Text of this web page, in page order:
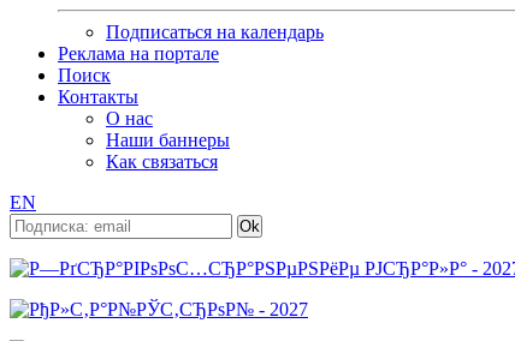
Подписаться на календарь
Реклама на портале
Поиск
Контакты
О нас
Наши баннеры
Как связаться
EN